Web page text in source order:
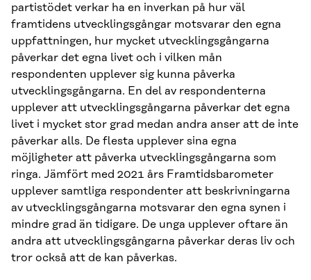
partistödet verkar ha en inverkan på hur väl
framtidens utvecklingsgångar motsvarar den egna
uppfattningen, hur mycket utvecklingsgångarna
påverkar det egna livet och i vilken mån
respondenten upplever sig kunna påverka
utvecklingsgångarna. En del av respondenterna
upplever att utvecklingsgångarna påverkar det egna
livet i mycket stor grad medan andra anser att de inte
påverkar alls. De flesta upplever sina egna
möjligheter att påverka utvecklingsgångarna som
ringa. Jämfört med 2021 års Framtidsbarometer
upplever samtliga respondenter att beskrivningarna
av utvecklingsgångarna motsvarar den egna synen i
mindre grad än tidigare. De unga upplever oftare än
andra att utvecklingsgångarna påverkar deras liv och
tror också att de kan påverkas.